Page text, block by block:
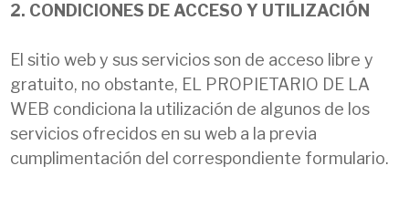
2. CONDICIONES DE ACCESO Y UTILIZACIÓN
El sitio web y sus servicios son de acceso libre y
gratuito, no obstante, EL PROPIETARIO DE LA
WEB condiciona la utilización de algunos de los
servicios ofrecidos en su web a la previa
cumplimentación del correspondiente formulario.